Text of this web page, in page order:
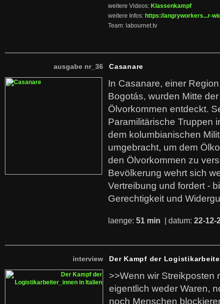
weitere Videos: Klassenkampf
weitere Infos: https://angryworkers...r-
Team: labournet.tv
ausgabe nr_36 Casanare
In Casanare, einer
Bogotás, wurden Mitte
Ölvorkommen entdeckt.
Paramilitärische Truppen
dem kolumbianischen
umgebracht, um dem
den Ölvorkommen zu
Bevölkerung wehrt sich
Vertreibung und fordert -
Gerechtigkeit und
laenge: 51 min | datum: 22-12-
interview Der Kampf der
>>Wenn wir Streikposten
eigentlich weder Waren,
noch Menschen